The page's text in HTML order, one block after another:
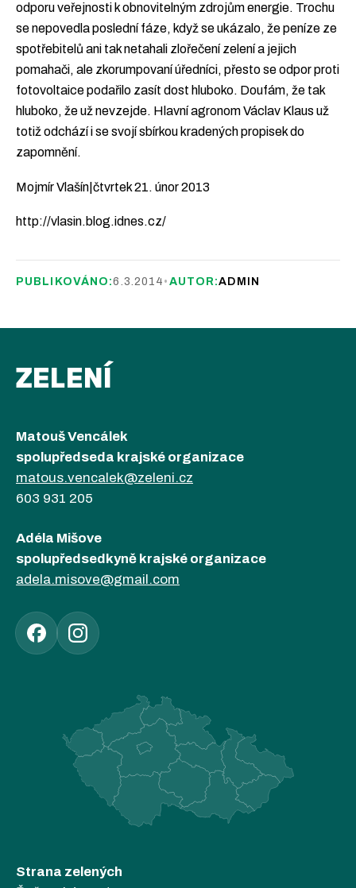
odporu veřejnosti k obnovitelným zdrojům energie. Trochu
se nepovedla poslední fáze, když se ukázalo, že peníze ze
spotřebitelů ani tak netahali zlořečení zelení a jejich
pomahači, ale zkorumpovaní úředníci, přesto se odpor proti
fotovoltaice podařilo zasít dost hluboko. Doufám, že tak
hluboko, že už nevzejde. Hlavní agronom Václav Klaus už
totiž odchází i se svojí sbírkou kradených propisek do
zapomnění.
Mojmír Vlašín|čtvrtek 21. únor 2013
http://vlasin.blog.idnes.cz/
PUBLIKOVÁNO:6.3.2014 • AUTOR:ADMIN
ZELENÍ
Matouš Vencálek
spolupředseda krajské organizace
matous.vencalek@zeleni.cz
603 931 205
Adéla Mišove
spolupředsedkyně krajské organizace
adela.misove@gmail.com
Strana zelených